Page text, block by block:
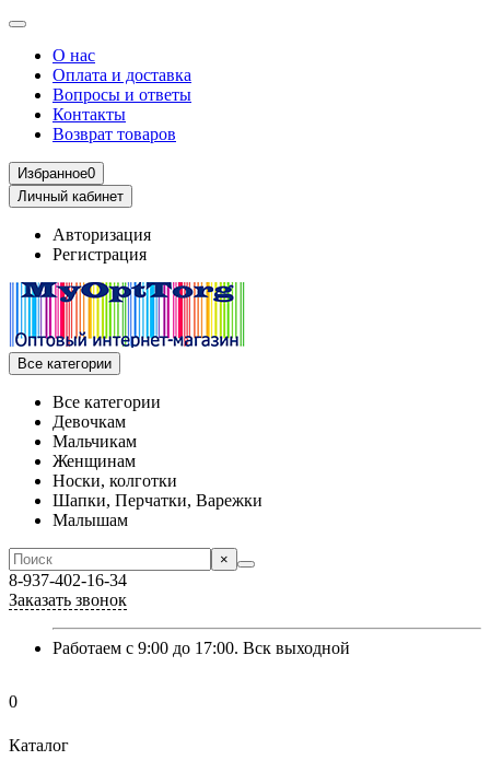
О нас
Оплата и доставка
Вопросы и ответы
Контакты
Возврат товаров
Избранное0
Личный кабинет
Авторизация
Регистрация
Все категории
Все категории
Девочкам
Мальчикам
Женщинам
Носки, колготки
Шапки, Перчатки, Варежки
Малышам
×
8-937-402-16-34
Заказать звонок
Работаем с 9:00 до 17:00. Вск выходной
0
Каталог